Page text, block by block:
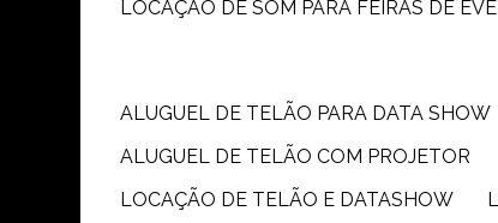
LOCAÇÃO DE SOM PARA FEIRAS DE
ALUGUEL DE TELÃO PARA DATA SHOW
ALUGUEL DE TELÃO COM PROJETOR
LOCAÇÃO DE TELÃO E DATASHOW